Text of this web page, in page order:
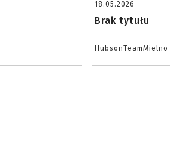
18.05.2026
Brak tytułu
HubsonTeamMielno